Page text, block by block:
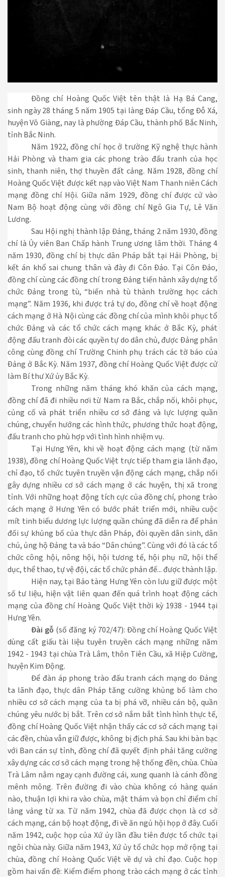
Đồng chí Hoàng Quốc Việt tên thật là Hạ Bá Cang,
sinh ngày 28 tháng 5 năm 1905 tại làng Đáp Cầu, tổng Đỗ Xá,
huyện Võ Giàng, nay là phường Đáp Cầu, thành phố Bắc Ninh,
tỉnh Bắc Ninh.
Năm 1922, đồng chí học ở trường Kỹ nghệ thực hành
Hải Phòng và tham gia các phong trào đấu tranh của học
sinh, thanh niên, thợ thuyền đất cảng. Năm 1928, đồng chí
Hoàng Quốc Việt được kết nạp vào Việt Nam Thanh niên Cách
mạng đồng chí Hội. Giữa năm 1929, đồng chí được cử vào
Nam Bộ hoạt động cùng với đồng chí Ngô Gia Tự, Lê Văn
Lương.
Sau Hội nghị thành lập Đảng, tháng 2 năm 1930, đồng
chí là Ủy viên Ban Chấp hành Trung ương lâm thời. Tháng 4
năm 1930, đồng chí bị thực dân Pháp bắt tại Hải Phòng, bị
kết án khổ sai chung thân và đày đi Côn Ðảo. Tại Côn Đảo,
đồng chí cùng các đồng chí trong Đảng tiến hành xây dựng tổ
chức Đảng trong tù, “biến nhà tù thành trường học cách
mạng”. Năm 1936, khi được trả tự do, đồng chí về hoạt động
cách mạng ở Hà Nội cùng các đồng chí của mình khôi phục tổ
chức Ðảng và các tổ chức cách mạng khác ở Bắc Kỳ, phát
động đấu tranh đòi các quyền tự do dân chủ, được Ðảng phân
công cùng đồng chí Trường Chinh phụ trách các tờ báo của
Ðảng ở Bắc Kỳ. Năm 1937, đồng chí Hoàng Quốc Việt được cử
làm Bí thư Xứ ủy Bắc Kỳ.
Trong những năm tháng khó khăn của cách mạng,
đồng chí đã đi nhiều nơi từ Nam ra Bắc, chắp nối, khôi phục,
củng cố và phát triển nhiều cơ sở đảng và lực lượng quần
chúng, chuyển hướng các hình thức, phương thức hoạt động,
đấu tranh cho phù hợp với tình hình nhiệm vụ.
Tại Hưng Yên, khi về hoạt động cách mạng (từ năm
1938), đồng chí Hoàng Quốc Việt trực tiếp tham gia lãnh đạo,
chỉ đạo, tổ chức tuyên truyền vận động cách mạng, chắp nối
gây dựng nhiều cơ sở cách mạng ở các huyện, thị xã trong
tỉnh. Với những hoạt động tích cực của đồng chí, phong trào
cách mạng ở Hưng Yên có bước phát triển mới, nhiều cuộc
mít tinh biểu dương lực lượng quần chúng đã diễn ra để phản
đối sự khủng bố của thực dân Pháp, đòi quyền dân sinh, dân
chủ, ủng hộ Đảng ta và báo “Dân chúng”. Cùng với đó là các tổ
chức công hội, nông hội, hội tương tế, hội phụ nữ, hội thể
dục, thể thao, tự vệ đội, các tổ chức phản đế... được thành lập.
Hiện nay, tại Bảo tàng Hưng Yên còn lưu giữ được một
số tư liệu, hiện vật liên quan đến quá trình hoạt động cách
mạng của đồng chí Hoàng Quốc Việt thời kỳ 1938 - 1944 tại
Hưng Yên.
Đài gỗ (số đăng ký 702/47): Đồng chí Hoàng Quốc Việt
dùng cất giấu tài liệu tuyên truyền cách mạng những năm
1942 - 1943 tại chùa Trà Lâm, thôn Tiên Cầu, xã Hiệp Cường,
huyện Kim Động.
Để đàn áp phong trào đấu tranh cách mạng do Đảng
ta lãnh đạo, thực dân Pháp tăng cường khủng bố làm cho
nhiều cơ sở cách mạng của ta bị phá vỡ, nhiều cán bộ, quần
chúng yêu nước bị bắt. Trên cơ sở nắm bắt tình hình thực tế,
đồng chí Hoàng Quốc Việt nhận thấy các cơ sở cách mạng tại
các đền, chùa vẫn giữ được, không bị địch phá. Sau khi bàn bạc
với Ban cán sự tỉnh, đồng chí đã quyết định phải tăng cường
xây dựng các cơ sở cách mạng trong hệ thống đền, chùa. Chùa
Trà Lâm nằm ngay cạnh đường cái, xung quanh là cánh đồng
mênh mông. Trên đường đi vào chùa không có hàng quán
nào, thuận lợi khi ra vào chùa, mật thám và bọn chỉ điểm chỉ
lảng vảng từ xa. Từ năm 1942, chùa đã được chọn là cơ sở
cách mạng, cán bộ hoạt động, đi về ăn ngủ hội họp ở đây. Cuối
năm 1942, cuộc họp của Xứ ủy lần đầu tiên được tổ chức tại
ngôi chùa này. Giữa năm 1943, Xứ ủy tổ chức họp mở rộng tại
chùa, đồng chí Hoàng Quốc Việt về dự và chỉ đạo. Cuộc họp
gồm hai vấn đề: Kiểm điểm phong trào cách mạng ở các tỉnh